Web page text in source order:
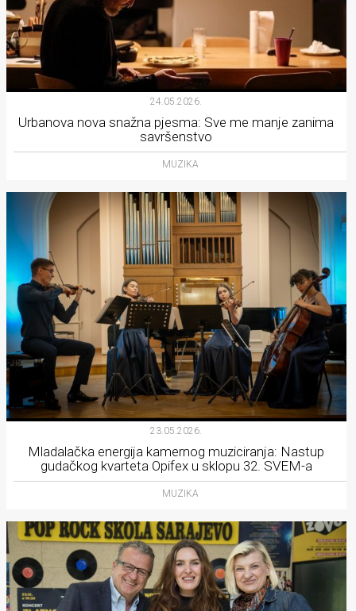
24.05.2026.
Urbanova nova snažna pjesma: Sve me manje zanima
savršenstvo
MUZIKA
23.05.2026.
Mladalačka energija kamernog muziciranja: Nastup
gudačkog kvarteta Opifex u sklopu 32. SVEM-a
MUZIKA